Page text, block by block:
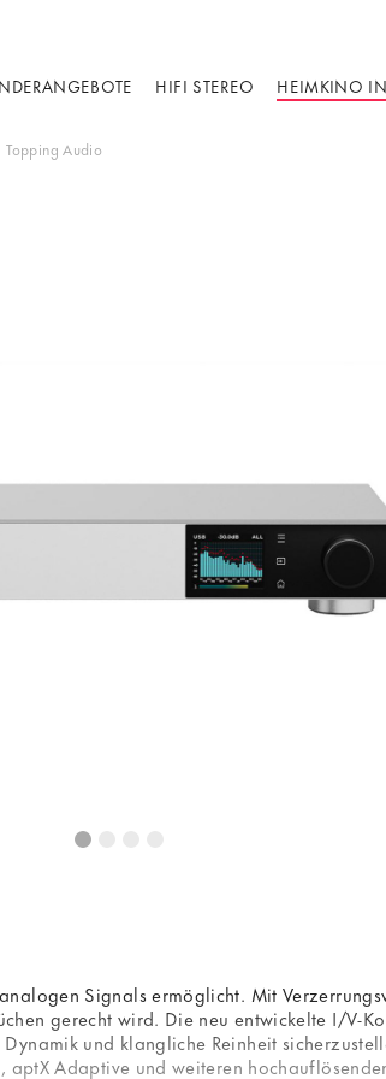
HIFI STEREO HEIMKINO
Topping Audio
Signals ermöglicht. Mit
gerecht wird. Die neu entwickelte I/V-
und klangliche Reinheit
aptX Adaptive und weiteren